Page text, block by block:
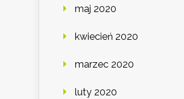
maj 2020
kwiecień 2020
marzec 2020
luty 2020